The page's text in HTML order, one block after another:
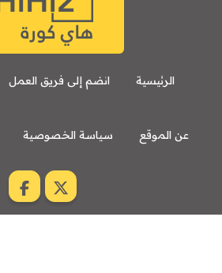
الرئيسية انضم إلى فريق العمل
عن الموقع سياسة الخصوصية